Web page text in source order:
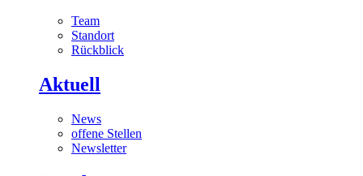
Team
Standort
Rückblick
Aktuell
News
offene Stellen
Newsletter